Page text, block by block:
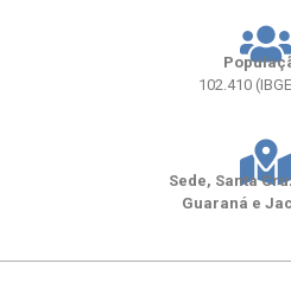
102.410
Sede, Santa
Guaraná e